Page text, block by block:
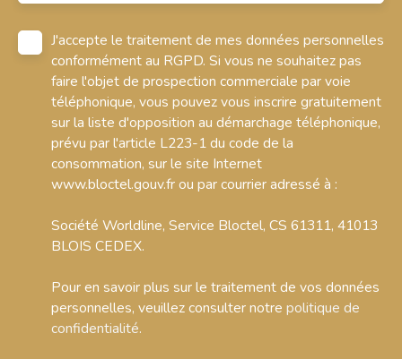
J'accepte le traitement de mes données personnelles
conformément au RGPD. Si vous ne souhaitez pas
faire l'objet de prospection commerciale par voie
téléphonique, vous pouvez vous inscrire gratuitement
sur la liste d'opposition au démarchage téléphonique,
prévu par l'article L223-1 du code de la
consommation, sur le site Internet
www.bloctel.gouv.fr ou par courrier adressé à :
Société Worldline, Service Bloctel, CS 61311, 41013
BLOIS CEDEX.
Pour en savoir plus sur le traitement de vos données
personnelles, veuillez consulter notre politique de
confidentialité.